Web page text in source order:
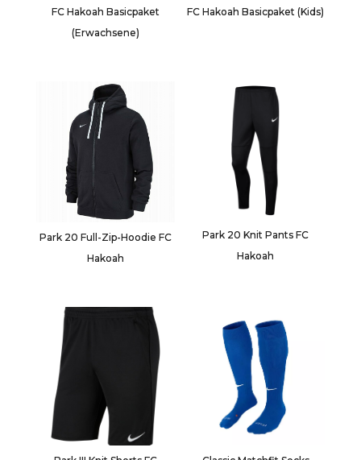
FC Hakoah Basicpaket
(Erwachsene)
FC Hakoah Basicpaket (Kids)
Park 20 Full-Zip-Hoodie FC
Hakoah
Park 20 Knit Pants FC
Hakoah